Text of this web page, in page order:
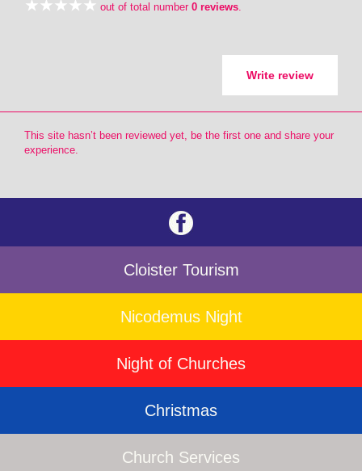
out of total number 0 reviews.
Write review
This site hasn’t been reviewed yet, be the first one and share your
experience.
Cloister Tourism
Nicodemus Night
Night of Churches
Christmas
Church Services